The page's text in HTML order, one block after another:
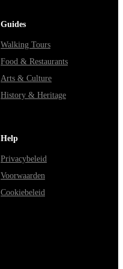
Guides
Walking Tours
Food & Restaurants
Arts & Culture
History & Heritage
Help
Privacybeleid
Voorwaarden
Cookiebeleid